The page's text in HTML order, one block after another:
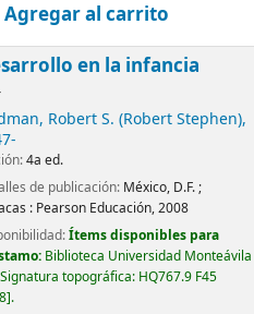
Agregar al carrito
en la infancia
Robert S. (Robert Stephen),
4a ed.
de publicación: México, D.F. ;
: Pearson Educación,2008
Ítems disponibles para
Biblioteca Universidad Monteávila
Signatura topográfica: HQ767.9 F45
.